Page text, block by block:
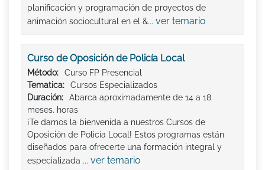
planificación y programación de proyectos de
animación sociocultural en el &... ver temario
Curso de Oposición de Policía Local
Método:
Curso FP Presencial
Tematica:
Cursos Especializados
Duración:
Abarca aproximadamente de 14 a 18
meses. horas
¡Te damos la bienvenida a nuestros Cursos de
Oposición de Policía Local! Estos programas están
diseñados para ofrecerte una formación integral y
especializada ... ver temario